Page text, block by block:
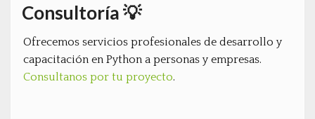
Consultoría 💡
Ofrecemos servicios profesionales de desarrollo y
capacitación en Python a personas y empresas.
Consultanos por tu proyecto.